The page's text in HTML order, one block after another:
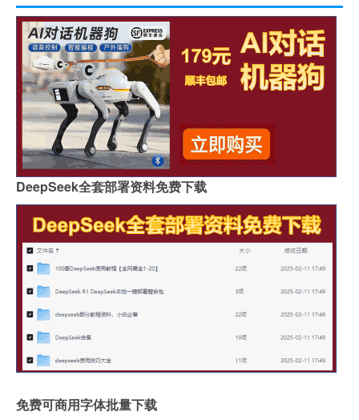
DeepSeek全套部署资料免费下载
免费可商用字体批量下载